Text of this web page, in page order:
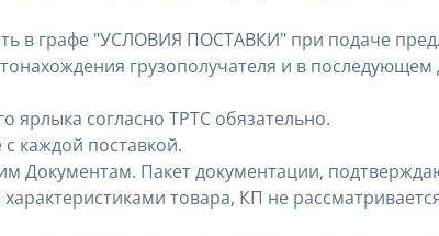
в графе "УСЛОВИЯ ПОСТАВКИ" при подаче
грузополучателя и в
ярлыка согласно ТРТС обязательно.
каждой поставкой.
Документам. Пакет документации,
товара, КП не